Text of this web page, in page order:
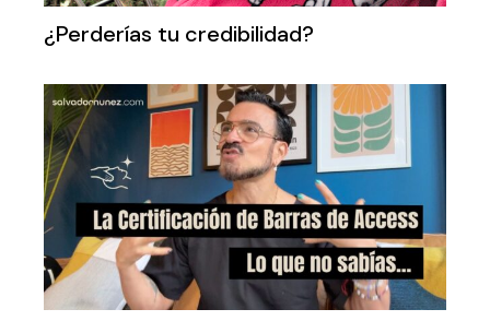
¿Perderías tu credibilidad?